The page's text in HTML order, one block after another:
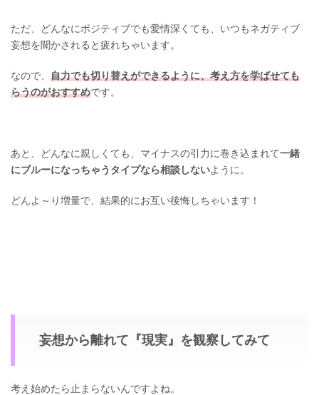
ただ、どんなにポジティブでも愛情深くても、いつもネガティブ
妄想を聞かされると疲れちゃいます。
なので、 自力でも切り替えができるように、考え方を学ばせても
らうのがおすすめです。
あと、どんなに親しくても、マイナスの引力に巻き込まれて一緒
にブルーになっちゃうタイプなら相談しないように。
どんよ～り増量で、結果的にお互い後悔しちゃいます！
妄想から離れて『現実』を観察してみて
考え始めたら止まらないんですよね。